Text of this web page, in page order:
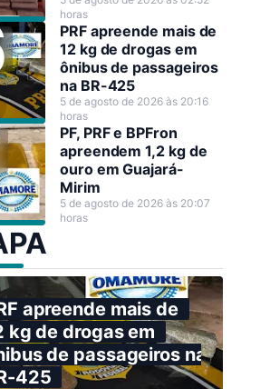
horas
PRF apreende mais de
12 kg de drogas em
ônibus de passageiros
na BR-425
5 de agosto de 2026 às 20:16
horas
PF, PRF e BPFron
apreendem 1,2 kg de
ouro em Guajará-
Mirim
5 de agosto de 2026 às 20:07
horas
apreende mais de
kg de drogas em
de passageiros na
425